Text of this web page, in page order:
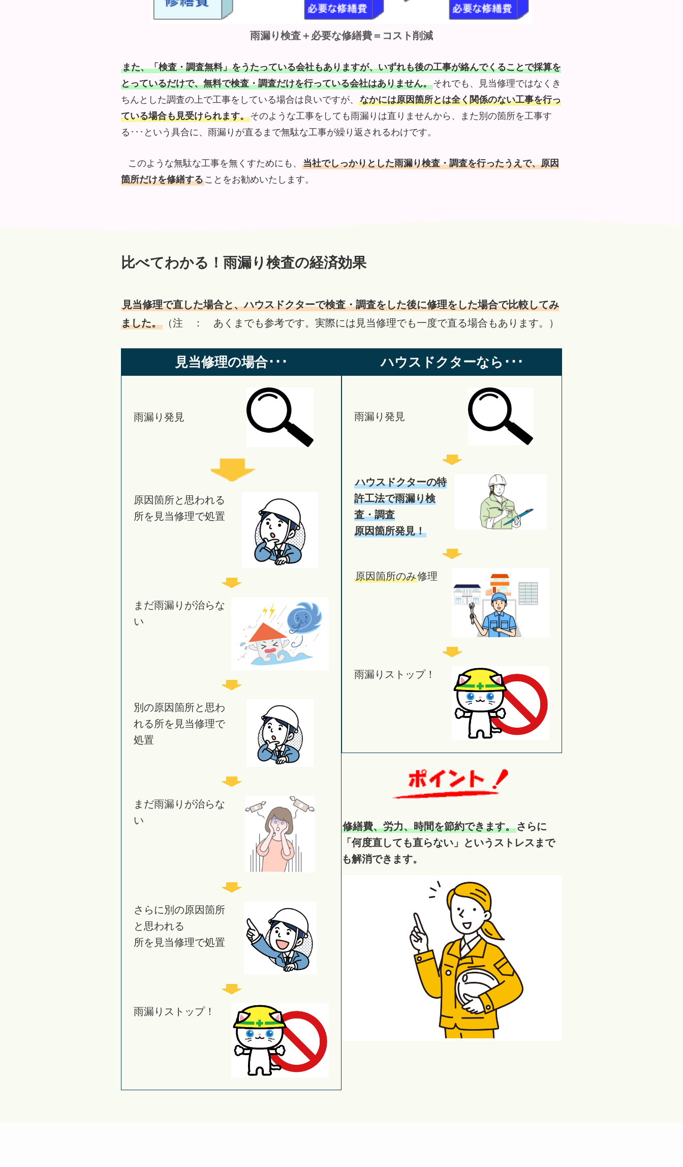
雨漏り検査＋必要な修繕費＝コスト削減
また、「検査・調査無料」をうたっている会社もありますが、いずれも後の工事が絡んでくることで採算を
とっているだけで、無料で検査・調査だけを行っている会社はありません。それでも、見当修理ではなくき
ちんとした調査の上で工事をしている場合は良いですが、 なかには原因箇所とは全く関係のない工事を行っ
ている場合も見受けられます。そのような工事をしても雨漏りは直りませんから、また別の箇所を工事す
る･･･という具合に、雨漏りが直るまで無駄な工事が繰り返されるわけです。
このような無駄な工事を無くすためにも、 当社でしっかりとした雨漏り検査・調査を行ったうえで、原因
箇所だけを修繕する ことをお勧めいたします。
比べてわかる！雨漏り検査の経済効果
見当修理で直した場合と、ハウスドクターで検査・調査をした後に修理をした場合で比較してみ
ました。 （注 ： あくまでも参考です。実際には見当修理でも一度で直る場合もあります。）
見当修理の場合･･･
雨漏り発見
原因箇所と思われる
所を見当修理で処置
まだ雨漏りが治らな
い
別の原因箇所と思わ
れる所を見当修理で
処置
まだ雨漏りが治らな
い
さらに別の原因箇所
と思われる
所を見当修理で処置
雨漏りストップ！
ハウスドクターなら･･･
雨漏り発見
ハウスドクターの特
許工法で雨漏り検
査・調査
原因箇所発見！
原因箇所のみ修理
雨漏りストップ！
修繕費、労力、時間を節約できます。さらに
「何度直しても直らない」というストレスまで
も解消できます。